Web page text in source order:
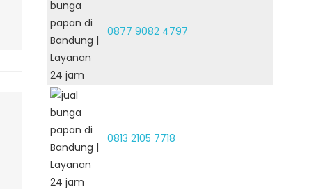
0877 9082 4797
0813 2105 7718